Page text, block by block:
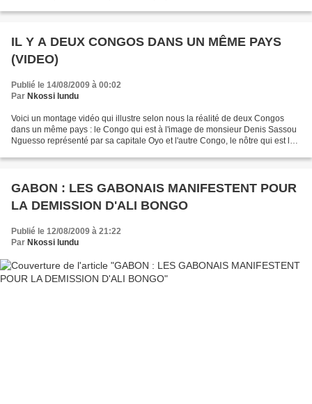
IL Y A DEUX CONGOS DANS UN MÊME PAYS
(VIDEO)
Publié le 14/08/2009 à 00:02
Par Nkossi lundu
Voici un montage vidéo qui illustre selon nous la réalité de deux Congos
dans un même pays : le Congo qui est à l'image de monsieur Denis Sassou
Nguesso représenté par sa capitale Oyo et l'autre Congo, le nôtre qui est le
GABON : LES GABONAIS MANIFESTENT POUR
LA DEMISSION D'ALI BONGO
Publié le 12/08/2009 à 21:22
Par Nkossi lundu